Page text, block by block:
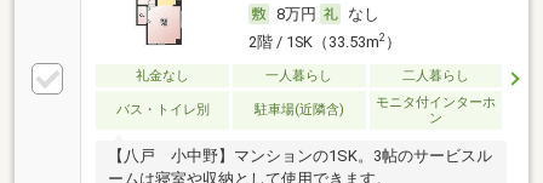
8万円
なし
2階 / 1SK（33.53m2）
礼金なし 一人暮らし 二人暮らし
バス・トイレ別 駐車場(近隣含)
モニタ付インターホ
ン
【八戸 小中野】マンションの1SK。3帖のサービスル
ームは寝室や収納として使用できます。